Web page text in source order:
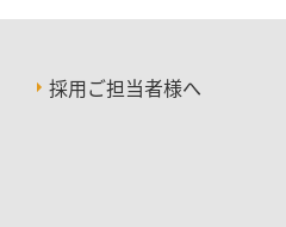
採用ご担当者様へ